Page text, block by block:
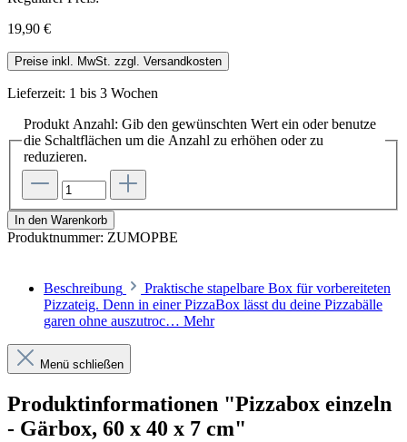
19,90 €
Preise inkl. MwSt. zzgl. Versandkosten
Lieferzeit: 1 bis 3 Wochen
Produkt Anzahl: Gib den gewünschten Wert ein oder benutze
die Schaltflächen um die Anzahl zu erhöhen oder zu
reduzieren.
In den Warenkorb
Produktnummer: ZUMOPBE
Beschreibung
Praktische stapelbare Box für vorbereiteten
Pizzateig. Denn in einer PizzaBox lässt du deine Pizzabälle
garen ohne auszutroc… Mehr
Menü schließen
Produktinformationen "Pizzabox einzeln
- Gärbox, 60 x 40 x 7 cm"